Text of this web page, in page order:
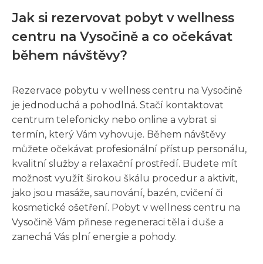
Jak si rezervovat pobyt v wellness
centru na Vysočině a co očekávat
během návštěvy?
Rezervace pobytu v wellness centru na Vysočině
je jednoduchá a pohodlná. Stačí kontaktovat
centrum telefonicky nebo online a vybrat si
termín, který Vám vyhovuje. Během návštěvy
můžete očekávat profesionální přístup personálu,
kvalitní služby a relaxační prostředí. Budete mít
možnost využít širokou škálu procedur a aktivit,
jako jsou masáže, saunování, bazén, cvičení či
kosmetické ošetření. Pobyt v wellness centru na
Vysočině Vám přinese regeneraci těla i duše a
zanechá Vás plní energie a pohody.